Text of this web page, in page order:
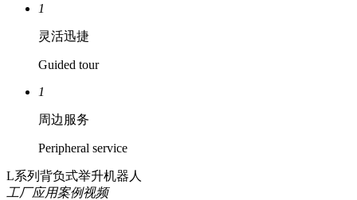
1
灵活迅捷
Guided tour
1
周边服务
Peripheral service
L系列背负式举升机器人
工厂应用案例视频